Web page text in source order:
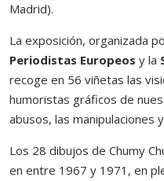
Madrid).
La exposición, organizada
Periodistas Europeos y la
recoge en 56 viñetas las
humoristas gráficos de
abusos, las manipulaciones
Los 28 dibujos de Chumy
en entre 1967 y 1971, en